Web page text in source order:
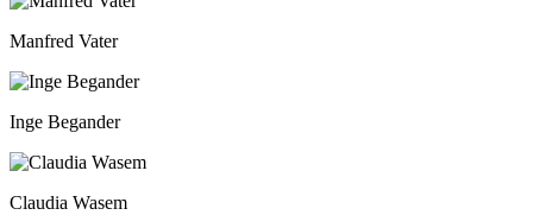
Manfred Vater
Inge Begander
Claudia Wasem